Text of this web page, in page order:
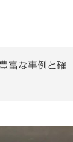
富な事例と確